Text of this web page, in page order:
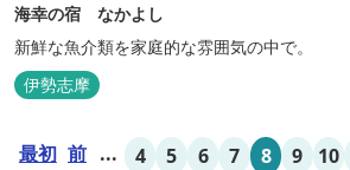
海幸の宿 なかよし
新鮮な魚介類を家庭的な雰囲気の中で。
伊勢志摩
最初 前 ... 4 5 6 7 8 9 10